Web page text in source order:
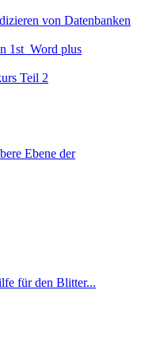
von Datenbanken
1st_Word plus
Teil 2
Ebene der
für den Blitter...